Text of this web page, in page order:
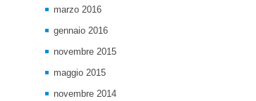
marzo 2016
gennaio 2016
novembre 2015
maggio 2015
novembre 2014